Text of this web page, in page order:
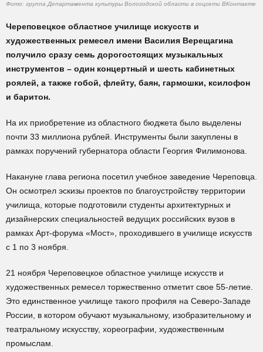
Фото: группа Департамента культуры Вологодской области в соцсети ВКонтакте
Череповецкое областное училище искусств и
художественных ремесел имени Василия Верещагина
получило сразу семь дорогостоящих музыкальных
инструментов – один концертный и шесть кабинетных
роялей, а также гобой, флейту, баян, гармошки, ксилофон
и баритон.
На их приобретение из областного бюджета было выделены
почти 33 миллиона рублей. Инструменты были закуплены в
рамках поручений губернатора области Георгия Филимонова.
Накануне глава региона посетил учебное заведение Череповца.
Он осмотрел эскизы проектов по благоустройству территории
училища, которые подготовили студенты архитектурных и
дизайнерских специальностей ведущих российских вузов в
рамках Арт-форума «Мост», проходившего в училище искусств
с 1 по 3 ноября.
21 ноября Череповецкое областное училище искусств и
художественных ремесел торжественно отметит свое 55-летие.
Это единственное училище такого профиля на Северо-Западе
России, в котором обучают музыкальному, изобразительному и
театральному искусству, хореографии, художественным
промыслам.